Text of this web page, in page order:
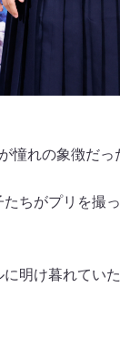
憧れの象徴だっ
ちがプリを撮
明け暮れてい